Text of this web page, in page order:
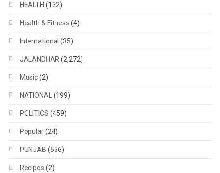
HEALTH (132)
Health & Fitness (4)
International (35)
JALANDHAR (2,272)
Music(2)
NATIONAL (199)
POLITICS (459)
Popular(24)
PUNJAB (556)
Recipes (2)